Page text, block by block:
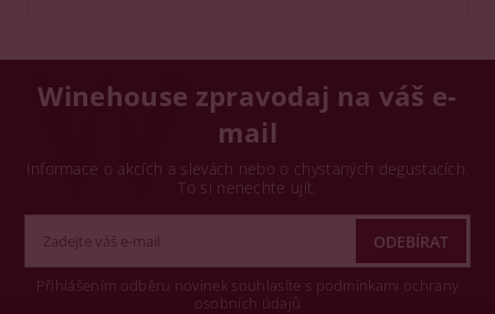
Winehouse zpravodaj na váš e-
mail
Informace o akcích a slevách nebo o chystaných degustacích.
To si nenechte ujít.
Přihlášením odběru novinek souhlasíte s podmínkami ochrany
osobních údajů